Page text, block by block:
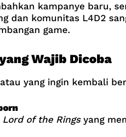
kampanye baru,
dan komunitas L4D2
game.
Wajib Dicoba
yang ingin kembali
Lord of the Ringsyang